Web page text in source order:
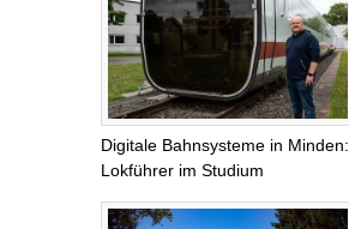
Digitale Bahnsysteme in Minden:
Lokführer im Studium